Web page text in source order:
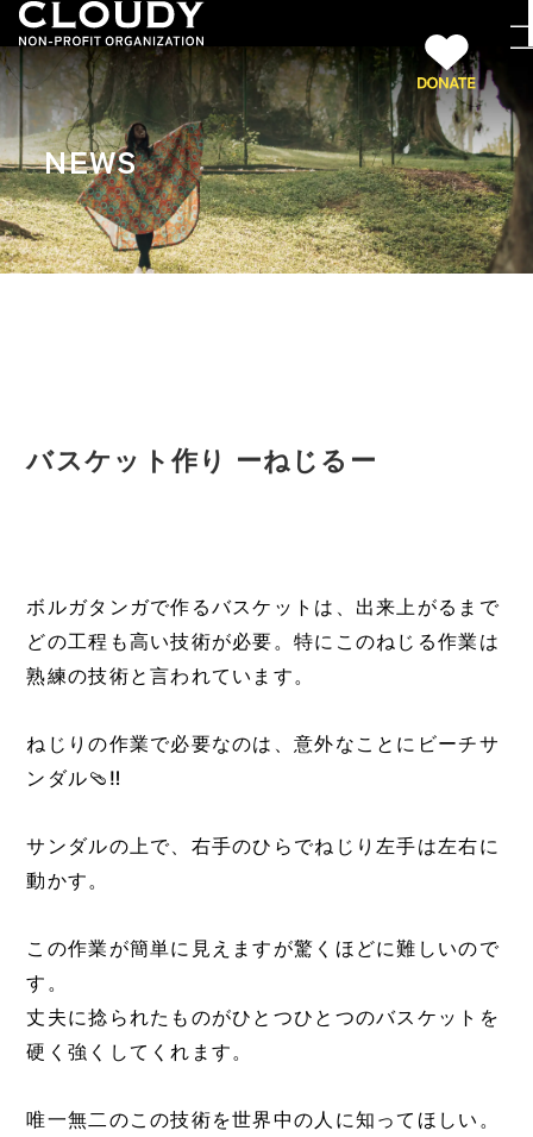
NEWS
バスケット作り ーねじるー
ボルガタンガで作るバスケットは、出来上がるまで
どの工程も高い技術が必要。特にこのねじる作業は
熟練の技術と言われています。
ねじりの作業で必要なのは、意外なことにビーチサ
ンダル🩴‼️
サンダルの上で、右手のひらでねじり左手は左右に
動かす。
この作業が簡単に見えますが驚くほどに難しいので
す。
丈夫に捻られたものがひとつひとつのバスケットを
硬く強くしてくれます。
唯一無二のこの技術を世界中の人に知ってほしい。